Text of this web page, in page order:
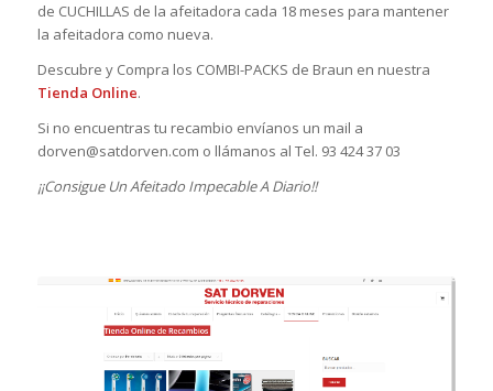
de CUCHILLAS de la afeitadora cada 18 meses para mantener
la afeitadora como nueva.
Descubre y Compra los COMBI-PACKS de Braun en nuestra
Tienda Online.
Si no encuentras tu recambio envíanos un mail a
dorven@satdorven.com o llámanos al Tel. 93 424 37 03
¡¡Consigue Un Afeitado Impecable A Diario!!